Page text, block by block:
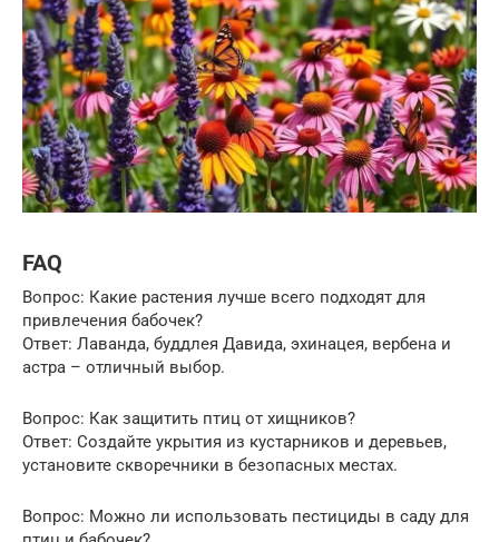
FAQ
Вопрос: Какие растения лучше всего подходят для
привлечения бабочек?
Ответ: Лаванда, буддлея Давида, эхинацея, вербена и
астра – отличный выбор.
Вопрос: Как защитить птиц от хищников?
Ответ: Создайте укрытия из кустарников и деревьев,
установите скворечники в безопасных местах.
Вопрос: Можно ли использовать пестициды в саду для